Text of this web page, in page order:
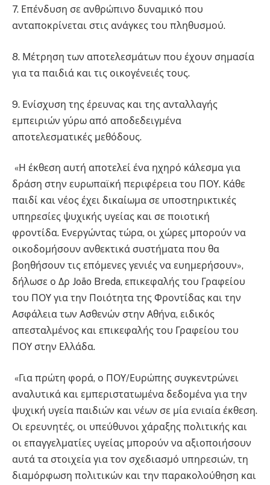
7. Επένδυση σε ανθρώπινο δυναμικό που
ανταποκρίνεται στις ανάγκες του πληθυσμού.
8. Μέτρηση των αποτελεσμάτων που έχουν σημασία
για τα παιδιά και τις οικογένειές τους.
9. Ενίσχυση της έρευνας και της ανταλλαγής
εμπειριών γύρω από αποδεδειγμένα
αποτελεσματικές μεθόδους.
«Η έκθεση αυτή αποτελεί ένα ηχηρό κάλεσμα για
δράση στην ευρωπαϊκή περιφέρεια του ΠΟΥ. Κάθε
παιδί και νέος έχει δικαίωμα σε υποστηρικτικές
υπηρεσίες ψυχικής υγείας και σε ποιοτική
φροντίδα. Ενεργώντας τώρα, οι χώρες μπορούν να
οικοδομήσουν ανθεκτικά συστήματα που θα
βοηθήσουν τις επόμενες γενιές να ευημερήσουν»,
δήλωσε ο Δρ João Breda, επικεφαλής του Γραφείου
του ΠΟΥ για την Ποιότητα της Φροντίδας και την
Ασφάλεια των Ασθενών στην Αθήνα, ειδικός
απεσταλμένος και επικεφαλής του Γραφείου του
ΠΟΥ στην Ελλάδα.
«Για πρώτη φορά, ο ΠΟΥ/Ευρώπης συγκεντρώνει
αναλυτικά και εμπεριστατωμένα δεδομένα για την
ψυχική υγεία παιδιών και νέων σε μία ενιαία έκθεση.
Οι ερευνητές, οι υπεύθυνοι χάραξης πολιτικής και
οι επαγγελματίες υγείας μπορούν να αξιοποιήσουν
αυτά τα στοιχεία για τον σχεδιασμό υπηρεσιών, τη
διαμόρφωση πολιτικών και την παρακολούθηση και